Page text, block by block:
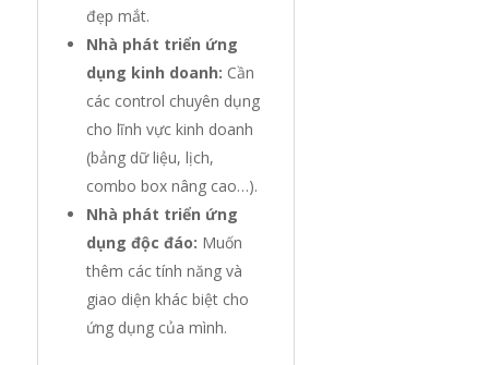
đẹp mắt.
Nhà phát triển ứng
dụng kinh doanh: Cần
các control chuyên dụng
cho lĩnh vực kinh doanh
(bảng dữ liệu, lịch,
combo box nâng cao…).
Nhà phát triển ứng
dụng độc đáo: Muốn
thêm các tính năng và
giao diện khác biệt cho
ứng dụng của mình.